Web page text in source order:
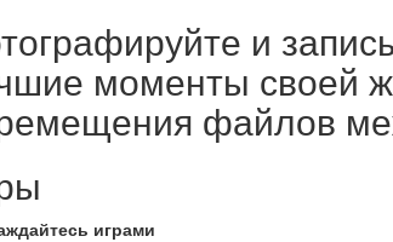
и
моменты своей
файлов
играми